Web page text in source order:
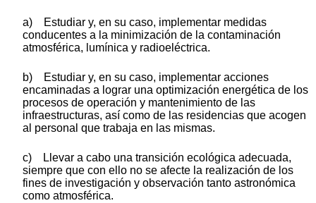
a) Estudiar y, en su caso, implementar medidas
conducentes a la minimización de la contaminación
atmosférica, lumínica y radioeléctrica.
b) Estudiar y, en su caso, implementar acciones
encaminadas a lograr una optimización energética de los
procesos de operación y mantenimiento de las
infraestructuras, así como de las residencias que acogen
al personal que trabaja en las mismas.
c) Llevar a cabo una transición ecológica adecuada,
siempre que con ello no se afecte la realización de los
fines de investigación y observación tanto astronómica
como atmosférica.